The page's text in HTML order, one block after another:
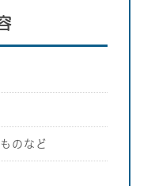
のなど